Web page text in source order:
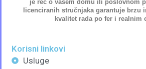
je reč o vašem domu ili poslovnom
licenciranih stručnjakagarantuje brzu
kvalitet rada po fer i realnim
Korisni linkovi
Usluge